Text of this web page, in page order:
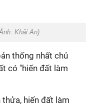
Khải An).
thống nhất chủ
có "hiến đất làm
hiến đất làm